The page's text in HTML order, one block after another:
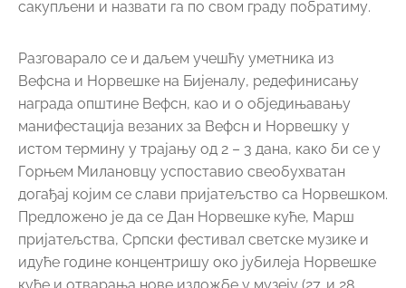
идуће године концентришу око јубилеја Норвешке
септембра 2017. године) тако да ће се те године ова
замисао и практично проверити на делу. Што се
тиче фестивала „Serbia world music festival“,
изражена је жеља обе општине за већим учешћем
музичара из Горњег Милановца и Вефсна у оквиру
тог пројекта и устаљено гостовање ад хок оркестра
са Toppen курса, на којем сваке године учествују
млади из Србије и Норвешке. Општине ће о овоме
што пре разговарати са оба друштва пријатељства
и организаторима Wоrld music festivala.